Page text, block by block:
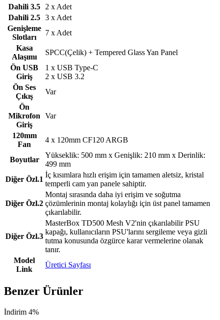
Dahili 3.5
2 x Adet
Dahili 2.5 3 x Adet
Genişleme
Slotları
7 x Adet
Kasa
Alaşımı
SPCC(Çelik) + Tempered Glass Yan Panel
Ön USB
Giriş
1 x USB Type-C
2 x USB 3.2
Ön Ses
Çıkış
Var
Ön
Mikrofon
Giriş
Var
120mm
Fan
4 x 120mm CF120 ARGB
Boyutlar
Yükseklik: 500 mm x Genişlik: 210 mm x Derinlik:
499 mm
Diğer Özl.1
İç kısımlara hızlı erişim için tamamen aletsiz, kristal
temperli cam yan panele sahiptir.
Diğer Özl.2
Montaj sırasında daha iyi erişim ve soğutma
çözümlerinin montaj kolaylığı için üst panel tamamen
çıkarılabilir.
Diğer Özl.3
MasterBox TD500 Mesh V2'nin çıkarılabilir PSU
kapağı, kullanıcıların PSU'larını sergileme veya gizli
tutma konusunda özgürce karar vermelerine olanak
tanır.
Model
Link
Üretici Sayfası
Benzer Ürünler
İndirim 4%